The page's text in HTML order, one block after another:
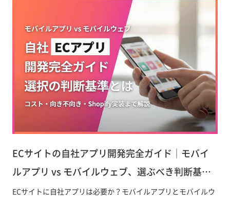
ECサイトの自社アプリ開発完全ガイド｜モバイ
ルアプリ vs モバイルウェブ、選ぶべき判断基準
とは
ECサイトに自社アプリは必要か？モバイルアプリとモバイルウ